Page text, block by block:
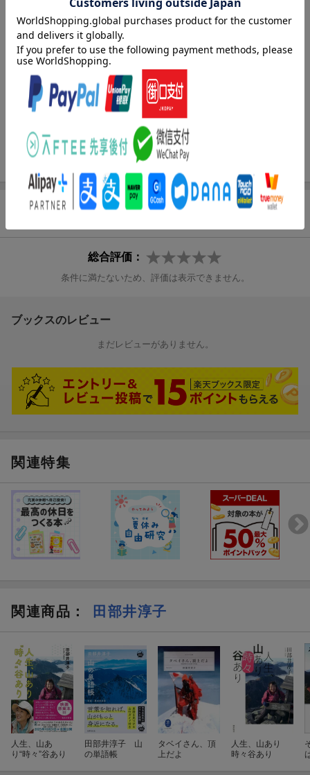
著者情報（「BOOK」データベースより）
田部井淳子（タベイジュンコ）
登山家。１９３９年、福島県三春町生まれ。１９６９年に女性だ
けによる海外遠征を目的とした「女子登攀クラブ」設立。１９７
５年に女性として世界ではじめて、世界最高峰エベレストの登頂
に成功する。１９９２年には、女性で世界初の七大陸最高峰登頂
者となる（本データはこの書籍が刊行された当時に掲載されてい
たものです）
総合評価：
条件に満たないため、評価は表示できません。
ブックスのレビュー
まだレビューがありません。
関連特集
関連商品 ： 田部井淳子
人生、山あ
り“時々”谷あり
田部井淳子 山
の単語帳
タベイさん、頂
上だよ
人生、山あり
時々谷あり